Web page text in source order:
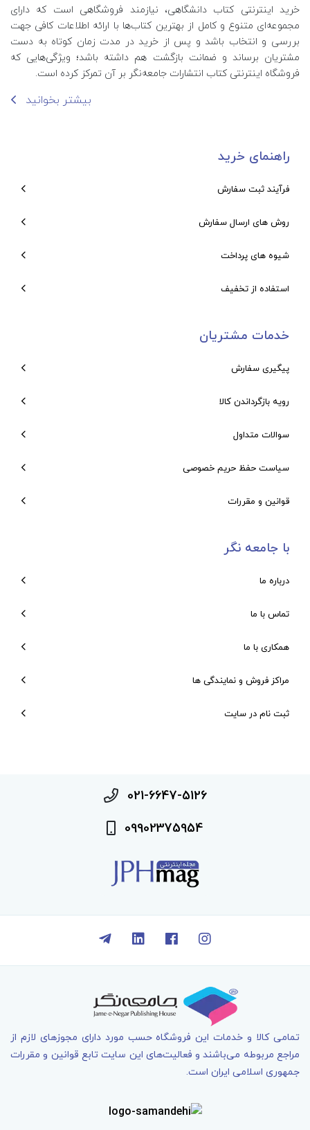
خرید اینترنتی کتاب‌ دانشگاهی، نیازمند فروشگاهی است که دارای
مجموعه‌ای متنوع و کامل از بهترین کتاب‌ها با ارائه اطلاعات کافی جهت
بررسی و انتخاب باشد و پس از خرید در مدت زمان کوتاه به دست
مشتریان برساند و ضمانت بازگشت هم داشته باشد؛ ویژگی‌هایی که
فروشگاه اینترنتی کتاب انتشارات جامعه‌نگر بر آن تمرکز کرده است.
بیشتر بخوانید
راهنمای خرید
فرآیند ثبت سفارش
روش های ارسال سفارش
شیوه های پرداخت
استفاده از تخفیف
خدمات مشتریان
پیگیری سفارش
رویه بازگرداندن کالا
سوالات متداول
سیاست حفظ حریم خصوصی
قوانین و مقررات
با جامعه نگر
درباره ما
تماس با ما
همکاری با ما
مراکز فروش و نمایندگی ها
ثبت نام در سایت
021-6647-5126
09902375954
تمامی کالا و خدمات اين فروشگاه حسب مورد دارای مجوزهای لازم از
مراجع مربوطه می‌باشند و فعاليت‌های اين سايت تابع قوانين و مقررات
جمهوری اسلامی ايران است.